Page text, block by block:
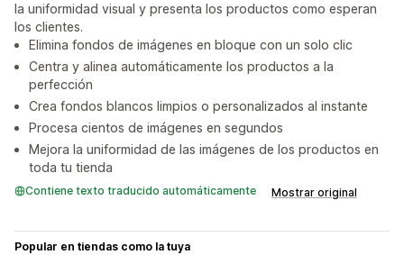
la uniformidad visual y presenta los productos como esperan
los clientes.
Elimina fondos de imágenes en bloque con un solo clic
Centra y alinea automáticamente los productos a la
perfección
Crea fondos blancos limpios o personalizados al instante
Procesa cientos de imágenes en segundos
Mejora la uniformidad de las imágenes de los productos en
toda tu tienda
Contiene texto traducido automáticamente Mostrar original
Popular en tiendas como la tuya